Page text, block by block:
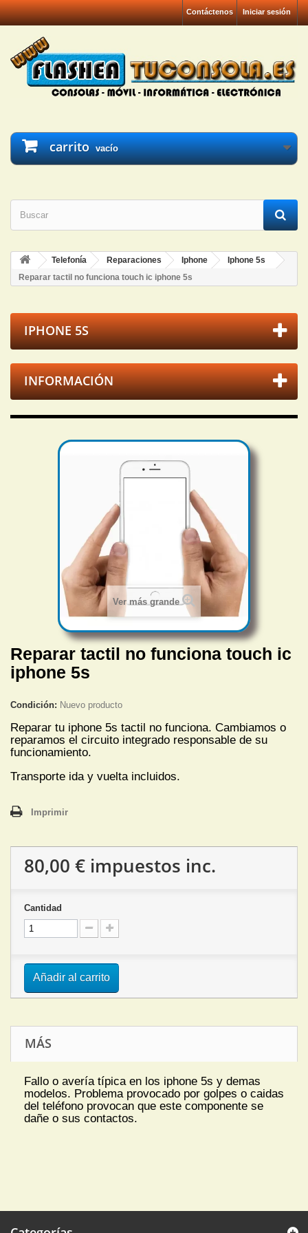
Iniciar sesión
Contáctenos
carrito vacío
Telefonía Reparaciones Iphone
Iphone 5s
Reparar tactil no funciona touch ic iphone 5s
IPHONE 5S
INFORMACIÓN
Ver más grande
Reparar tactil no funciona touch ic
iphone 5s
Condición: Nuevo producto
Reparar tu iphone 5s tactil no funciona. Cambiamos o
reparamos el circuito integrado responsable de su
funcionamiento.
Transporte ida y vuelta incluidos.
Imprimir
80,00 € impuestos inc.
Cantidad
Añadir al carrito
MÁS
Fallo o avería típica en los iphone 5s y demas
modelos. Problema provocado por golpes o caidas
del teléfono provocan que este componente se
dañe o sus contactos.